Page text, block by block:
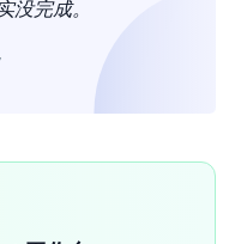
没完成。